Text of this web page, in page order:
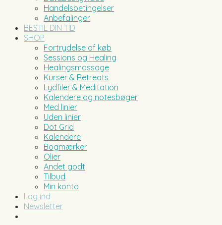
Handelsbetingelser
Anbefalinger
BESTIL DIN TID
SHOP
Fortrydelse af køb
Sessions og Healing
Healingsmassage
Kurser & Retreats
Lydfiler & Meditation
Kalendere og notesbøger
Med linier
Uden linier
Dot Grid
Kalendere
Bogmærker
Olier
Andet godt
Tilbud
Min konto
Log ind
Newsletter